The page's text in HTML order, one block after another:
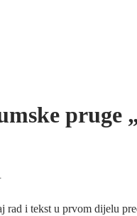
pruge
rad i tekst u prvom dijelu